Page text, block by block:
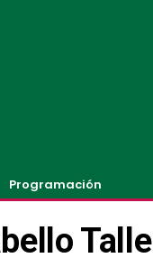
Programación